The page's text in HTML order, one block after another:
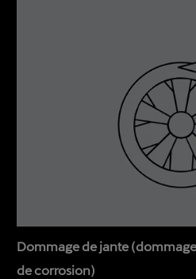
Dommage de jante
de corrosion)